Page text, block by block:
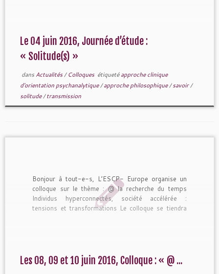
Le 04 juin 2016, Journée d’étude :
« Solitude(s) »
dans Actualités/Colloques étiquetéapproche clinique
d'orientation psychanalytique/approche philosophique/savoir/
solitude/transmission
Bonjour à tout-e-s, L’ESCP- Europe organise un
colloque sur le thème : @ la recherche du temps
Individus hyperconnectés, société accélérée :
tensions et transformations Le colloque se tiendra
Les 08, 09 et 10 juin 2016, Colloque : « @ ...